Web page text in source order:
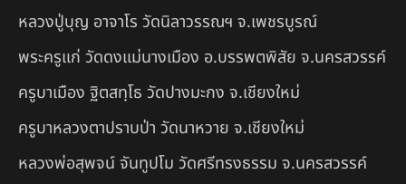
หลวงปู่บุญ อาจาโร วัดนิลาวรรณฯ จ.เพชรบูรณ์
พระครูแก่ วัดดงแม่นางเมือง อ.บรรพตพิสัย จ.นครสวรรค์
ครูบาเมือง ฐิตสทฺโธ วัดปางมะกง จ.เชียงใหม่
ครูบาหลวงตาปราบป่า วัดนาหวาย จ.เชียงใหม่
หลวงพ่อสุพจน์ จันทูปโม วัดศรีทรงธรรม จ.นครสวรรค์